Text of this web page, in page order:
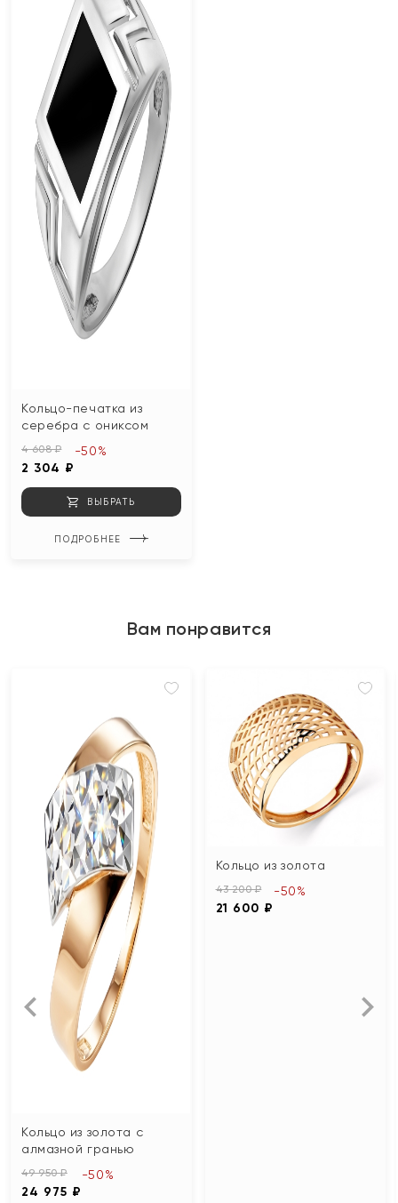
Кольцо-печатка из
серебра с ониксом
4 608 ₽
2 304 ₽
-50%
ВЫБРАТЬ
ПОДРОБНЕЕ
Вам понравится
Кольцо из золота с
алмазной гранью
49 950 ₽
24 975 ₽
-50%
Кольцо из золота
43 200 ₽
21 600 ₽
-50%